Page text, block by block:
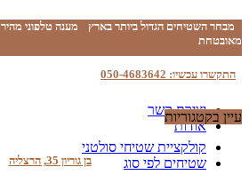
מבחר השטיחים הגדול ביותר בארץ מענה טלפוני מהיר
מאובטחת
התקשרו עכשיו: 050-4683642
יצירת קשר
אודות
בן גוריון 35, הרצליה
עיין בקטגוריות
קולקציית שטיחי סולטני
שטיחים לפי סוג